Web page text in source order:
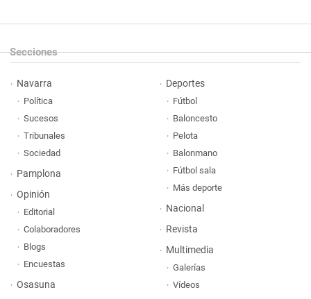
Secciones
Navarra
Política
Sucesos
Tribunales
Sociedad
Pamplona
Opinión
Editorial
Colaboradores
Blogs
Encuestas
Osasuna
Deportes
Fútbol
Baloncesto
Pelota
Balonmano
Fútbol sala
Más deporte
Nacional
Revista
Multimedia
Galerías
Vídeos